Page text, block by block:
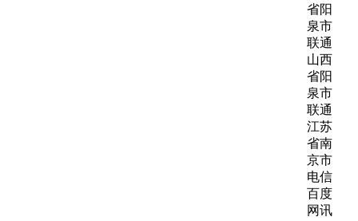
省阳
泉市
联通
山西
省阳
泉市
联通
江苏
省南
京市
电信
百度
网讯